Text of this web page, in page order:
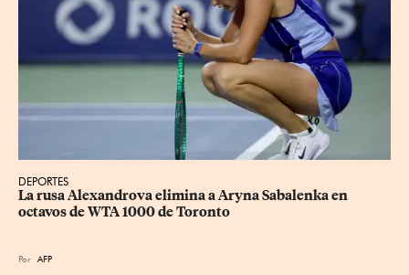
DEPORTES
La rusa Alexandrova elimina a Aryna Sabalenka en
octavos de WTA 1000 de Toronto
Por AFP